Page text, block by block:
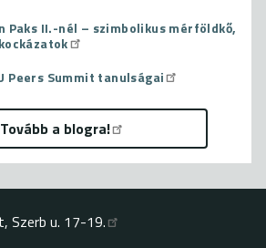
Paks II.-nél – szimbolikus mérföldkő,
Peers Summit tanulságai
Tovább a blogra!
Szerb u. 17-19.